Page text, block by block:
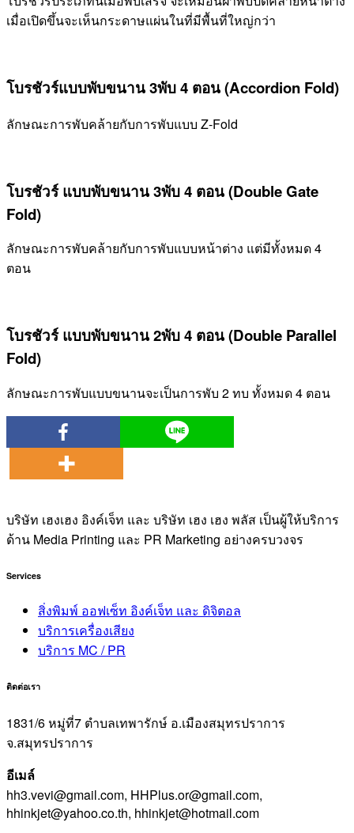
เมื่อเปิดขึ้นจะเห็นกระดาษแผ่นในที่มีพื้นที่ใหญ่กว่า
โบรชัวร์แบบพับขนาน 3พับ 4 ตอน (Accordion Fold)
ลักษณะการพับคล้ายกับการพับแบบ Z-Fold
โบรชัวร์ แบบพับขนาน 3พับ 4 ตอน (Double Gate
Fold)
ลักษณะการพับคล้ายกับการพับแบบหน้าต่าง แต่มีทั้งหมด 4
ตอน
โบรชัวร์ แบบพับขนาน 2พับ 4 ตอน (Double Parallel
Fold)
ลักษณะการพับแบบขนานจะเป็นการพับ 2 ทบ ทั้งหมด 4 ตอน
บริษัท เฮงเฮง อิงค์เจ็ท และ บริษัท เฮง เฮง พลัส เป็นผู้ให้บริการ
ด้าน Media Printing และ PR Marketing อย่างครบวงจร
Services
สิ่งพิมพ์ ออฟเซ็ท อิงค์เจ็ท และ ดิจิตอล
บริการเครื่องเสียง
บริการ MC / PR
ติดต่อเรา
1831/6 หมู่ที่7 ตำบลเทพารักษ์ อ.เมืองสมุทรปราการ
จ.สมุทรปราการ
อีเมล์
hh3.vevi@gmail.com, HHPlus.or@gmail.com,
hhinkjet@yahoo.co.th, hhinkjet@hotmail.com